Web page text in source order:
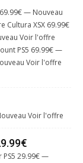
— Nouveau
Cultura XSX 69.99€
Voir l'offre
PS5 69.99€ —
Voir l'offre
Voir l'offre
PS5 29.99€ —